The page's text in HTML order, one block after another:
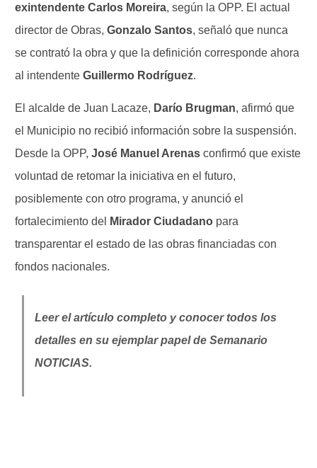
exintendente Carlos Moreira, según la OPP. El actual
director de Obras, Gonzalo Santos, señaló que nunca
se contrató la obra y que la definición corresponde ahora
al intendente Guillermo Rodríguez.
El alcalde de Juan Lacaze, Darío Brugman, afirmó que
el Municipio no recibió información sobre la suspensión.
Desde la OPP, José Manuel Arenas confirmó que existe
voluntad de retomar la iniciativa en el futuro,
posiblemente con otro programa, y anunció el
fortalecimiento del
Mirador Ciudadano para
transparentar el estado de las obras financiadas con
fondos nacionales.
Leer el artículo completo y conocer todos los
detalles en su ejemplar papel de Semanario
NOTICIAS.